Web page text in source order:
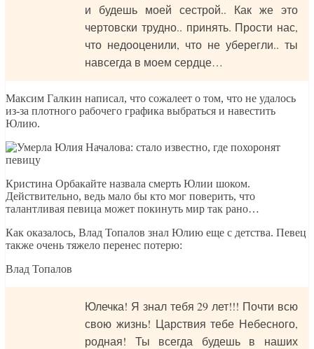
и будешь моей сестрой.. Как же это
чертовски трудно.. принять. Прости нас,
что недооценили, что не уберегли.. ты
навсегда в моем сердце…
Максим Галкин написал, что сожалеет о том, что не удалось
из-за плотного рабочего графика выбраться и навестить
Юлию.
Кристина Орбакайте назвала смерть Юлии шоком.
Действительно, ведь мало бы кто мог поверить, что
талантливая певица может покинуть мир так рано…
Как оказалось, Влад Топалов знал Юлию еще с детства. Певец
также очень тяжело перенес потерю:
Влад Топалов
Юлечка! Я знал тебя 29 лет!!! Почти всю
свою жизнь! Царствия тебе Небесного,
родная! Ты всегда будешь в наших